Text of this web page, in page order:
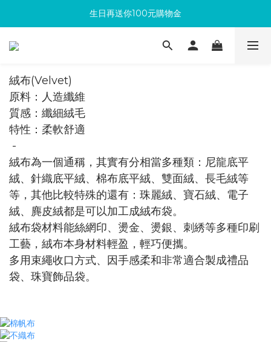
滿300回饋10%購物金
生日再送你100元購物金
加入成為新會員 馬上領取50元購物金
絨布(Velvet)
原料：人造纖維
質感：纖細絨毛
​特性：柔軟舒適
-
絨布為一個通稱，其實有分相當多種類：尼龍底平
絨、針織底平絨、棉布底平絨、雙面絨、長毛絨等
等，其他比較特殊的還有：珠麗絨、寶石絨、電子
絨、麂皮絨都是可以加工成絨布袋。
絨布袋材料能絲網印、燙金、燙銀、刺綉等多種印刷
工藝，絨布本身材料輕盈，輕巧便攜。
多用束繩收口方式、因手感柔和非常適合製成禮品
袋、珠寶飾品袋。